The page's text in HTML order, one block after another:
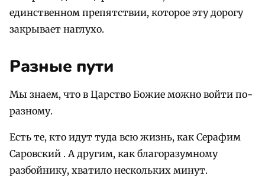
единственном препятствии, которое эту дорогу
закрывает наглухо.
Разные пути
Мы знаем, что в Царство Божие можно войти по-
разному.
Есть те, кто идут туда всю жизнь, как Серафим
Саровский . А другим, как благоразумному
разбойнику, хватило нескольких минут.